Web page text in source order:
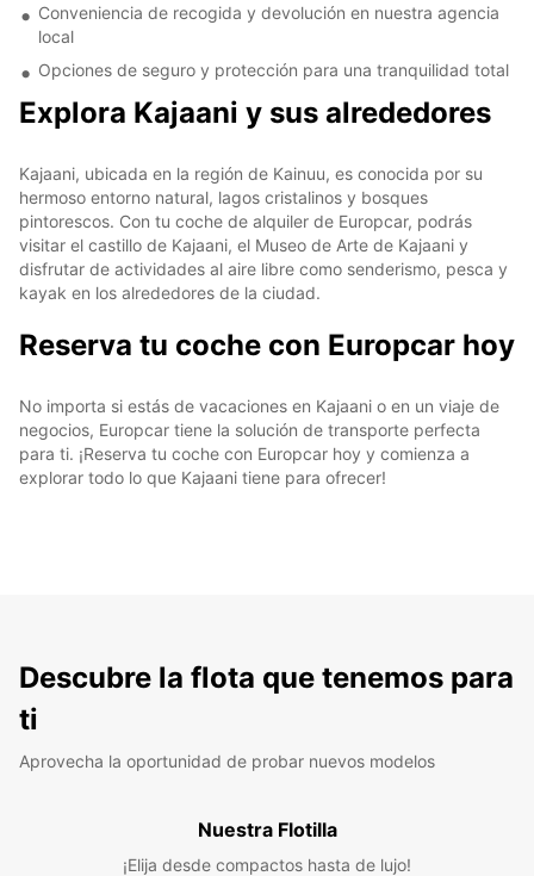
Conveniencia de recogida y devolución en nuestra agencia
local
Opciones de seguro y protección para una tranquilidad total
Explora Kajaani y sus alrededores
Kajaani, ubicada en la región de Kainuu, es conocida por su
hermoso entorno natural, lagos cristalinos y bosques
pintorescos. Con tu coche de alquiler de Europcar, podrás
visitar el castillo de Kajaani, el Museo de Arte de Kajaani y
disfrutar de actividades al aire libre como senderismo, pesca y
kayak en los alrededores de la ciudad.
Reserva tu coche con Europcar hoy
No importa si estás de vacaciones en Kajaani o en un viaje de
negocios, Europcar tiene la solución de transporte perfecta
para ti. ¡Reserva tu coche con Europcar hoy y comienza a
explorar todo lo que Kajaani tiene para ofrecer!
Descubre la flota que tenemos para
ti
Aprovecha la oportunidad de probar nuevos modelos
Nuestra Flotilla
¡Elija desde compactos hasta de lujo!